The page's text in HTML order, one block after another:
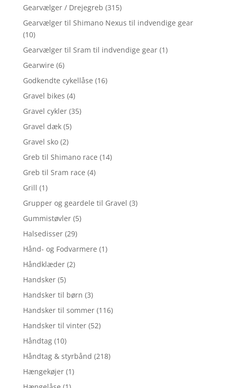
Gearvælger / Drejegreb (315)
Gearvælger til Shimano Nexus til indvendige gear
(10)
Gearvælger til Sram til indvendige gear (1)
Gearwire (6)
Godkendte cykellåse (16)
Gravel bikes (4)
Gravel cykler (35)
Gravel dæk (5)
Gravel sko (2)
Greb til Shimano race (14)
Greb til Sram race (4)
Grill (1)
Grupper og geardele til Gravel (3)
Gummistøvler (5)
Halsedisser (29)
Hånd- og Fodvarmere (1)
Håndklæder (2)
Handsker (5)
Handsker til børn (3)
Handsker til sommer (116)
Handsker til vinter (52)
Håndtag (10)
Håndtag & styrbånd (218)
Hængekøjer (1)